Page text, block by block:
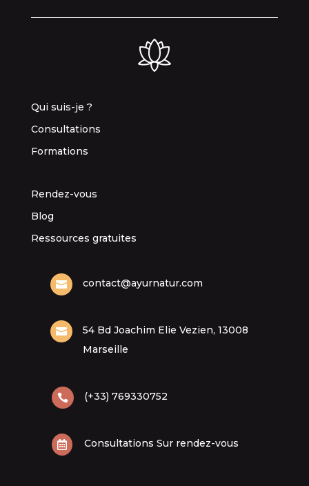
Qui suis-je ?
Consultations
Formations
Rendez-vous
Blog
Ressources gratuites
 contact@ayurnatur.com

54 Bd Joachim Elie Vezien, 13008
Marseille
 (+33) 769330752
 Consultations Sur rendez-vous